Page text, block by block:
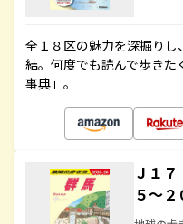
全１８区の魅力を深掘り
結。何度でも読んで歩き
事典」。
Ｊ１
５～２